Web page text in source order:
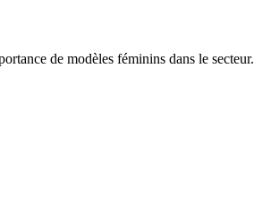
de modèles féminins dans le secteur.